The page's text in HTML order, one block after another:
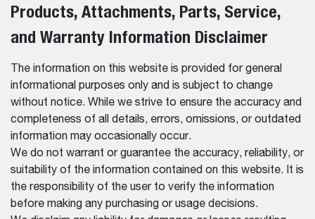
Products, Attachments, Parts, Service,
and Warranty Information Disclaimer
The information on this website is provided for general
informational purposes only and is subject to change
without notice. While we strive to ensure the accuracy and
completeness of all details, errors, omissions, or outdated
information may occasionally occur.
We do not warrant or guarantee the accuracy, reliability, or
suitability of the information contained on this website. It is
the responsibility of the user to verify the information
before making any purchasing or usage decisions.